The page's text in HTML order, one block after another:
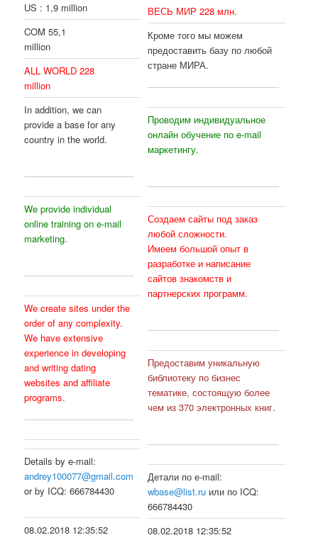
US : 1,9 million
COM 55,1
million
ALL WORLD 228
million
In addition, we can
provide a base for any
country in the world.
We provide individual
online training on e-mail
marketing.
We create sites under the
order of any complexity.
We have extensive
experience in developing
and writing dating
websites and affiliate
programs.
Details by e-mail:
andrey100077@gmail.com
or by ICQ: 666784430
08.02.2018 12:35:52
ВЕСЬ МИР 228 млн.
Кроме того мы можем
предоставить базу по любой
стране МИРА.
Проводим индивидуальное
онлайн обучение по e-mail
маркетингу.
Создаем сайты под заказ
любой сложности.
Имеем большой опыт в
разработке и написание
сайтов знакомств и
партнерских программ.
Предоставим уникальную
библиотеку по бизнес
тематике, состоящую более
чем из 370 электронных книг.
Детали по е-mail:
wbase@list.ru или по ICQ:
666784430
08.02.2018 12:35:52